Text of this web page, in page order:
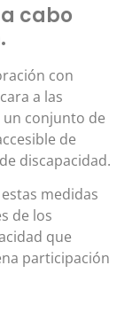
cabo
con
a las
un conjunto de
de
discapacidad.
medidas
de los
que
participación